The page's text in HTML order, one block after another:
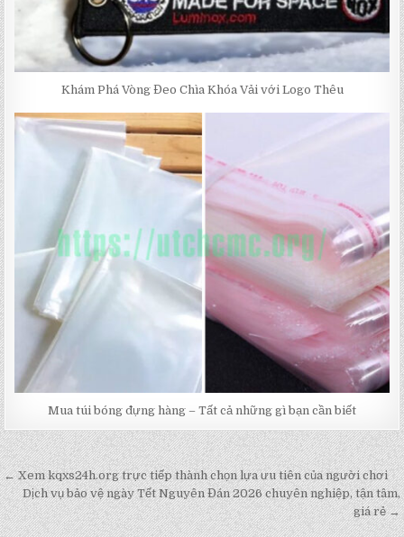
Khám Phá Vòng Đeo Chìa Khóa Vải với Logo Thêu
Mua túi bóng đựng hàng – Tất cả những gì bạn cần biết
Post
navigation
← Xem kqxs24h.org trực tiếp thành chọn lựa ưu tiên của người chơi
Dịch vụ bảo vệ ngày Tết Nguyên Đán 2026 chuyên nghiệp, tận tâm,
giá rẻ →